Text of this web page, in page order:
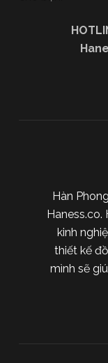
Hàn
Haness.co.
kinh
thiết kế
mình sẽ